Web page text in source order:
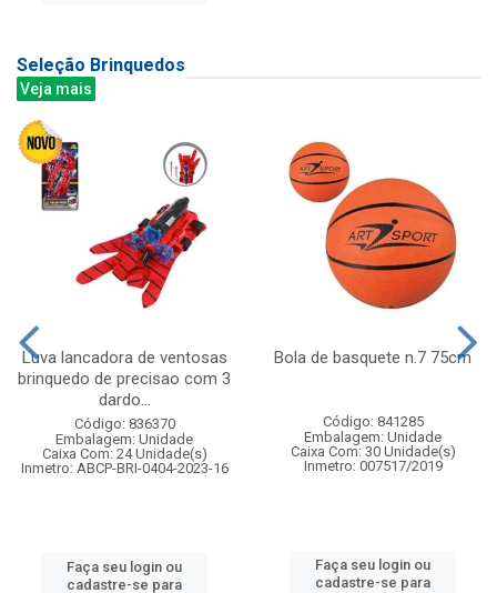
Seleção Brinquedos
Veja mais
Luva lancadora de ventosas
brinquedo de precisao com 3
dardo...
Código: 836370
Embalagem: Unidade
Caixa Com: 24 Unidade(s)
Inmetro: ABCP-BRI-0404-2023-16
Faça seu login ou
cadastre-se para
Bola de basquete n.7 75cm
Código: 841285
Embalagem: Unidade
Caixa Com: 30 Unidade(s)
Inmetro: 007517/2019
Faça seu login ou
cadastre-se para